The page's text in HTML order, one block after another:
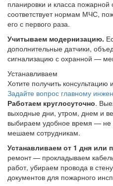
планировки и класса пожарной
соответствует нормам МЧС,
его с первого раза.
Учитываем модернизацию.
дополнительные датчики,
сигнализацию с охранной —
Устанавливаем
Хотите получить
Задайте вопрос главному
Работаем круглосуточно.
выходные дни, утром, днем и
выбираем удобное время — не
мешаем сотрудникам.
Устанавливаем от 1 дня или
ремонт — прокладываем
работ, убираем провода в
документов для пожарного